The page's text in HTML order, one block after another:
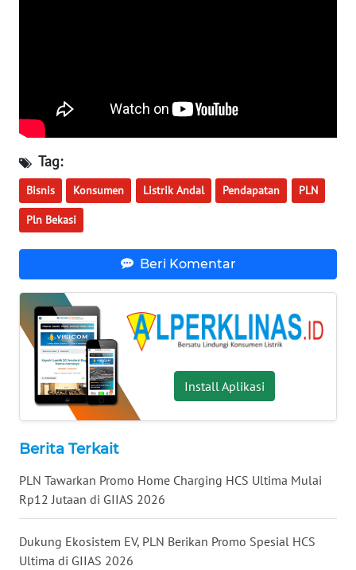
Tag:
Bisnis Konsumen Listrik Andal Pendapatan PLN
Pln Bekasi
Beri Komentar
Install Aplikasi
Berita Terkait
PLN Tawarkan Promo Home Charging HCS Ultima Mulai
Rp12 Jutaan di GIIAS 2026
Dukung Ekosistem EV, PLN Berikan Promo Spesial HCS
Ultima di GIIAS 2026
WN
WN
SULSEL
WN
SULUT
WN
MALUKU
WN
WN
DAIRI
WN
DANAU